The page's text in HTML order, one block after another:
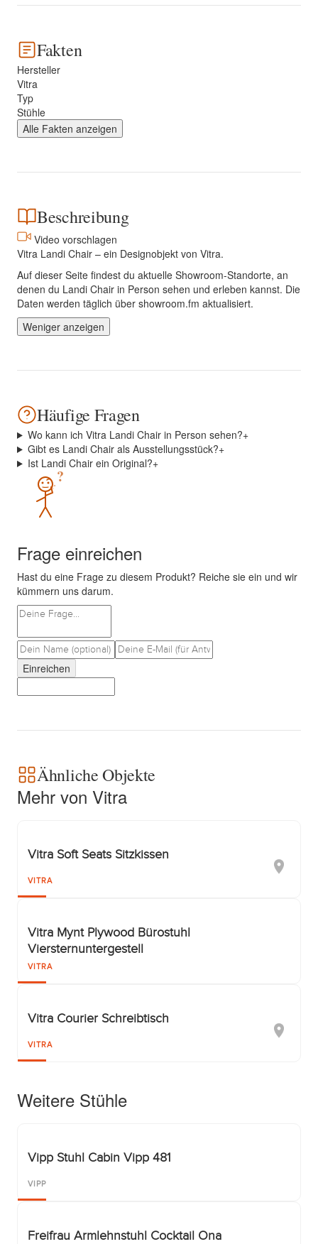
Fakten
Hersteller
Vitra
Typ
Stühle
Alle Fakten anzeigen
Beschreibung
Video vorschlagen
Vitra Landi Chair – ein Designobjekt von Vitra.
Auf dieser Seite findest du aktuelle Showroom-Standorte, an
denen du Landi Chair in Person sehen und erleben kannst. Die
Daten werden täglich über showroom.fm aktualisiert.
Weniger anzeigen
Häufige Fragen
Wo kann ich Vitra Landi Chair in Person sehen?+
Gibt es Landi Chair als Ausstellungsstück?+
Ist Landi Chair ein Original?+
?
Frage einreichen
Hast du eine Frage zu diesem Produkt? Reiche sie ein und wir
kümmern uns darum.
Einreichen
Ähnliche Objekte
Mehr von Vitra
Vitra Soft Seats Sitzkissen
VITRA
Vitra Mynt Plywood Bürostuhl
Viersternuntergestell
VITRA
Vitra Courier Schreibtisch
VITRA
Weitere Stühle
Vipp Stuhl Cabin Vipp 481
VIPP
Freifrau Armlehnstuhl Cocktail Ona